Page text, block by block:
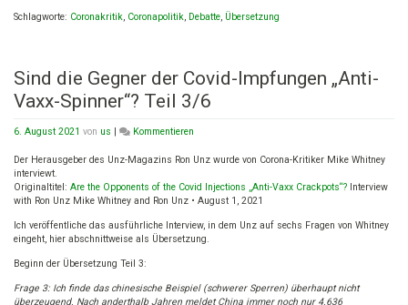
Schlagworte: Coronakritik, Coronapolitik, Debatte, Übersetzung
Sind die Gegner der Covid-Impfungen „Anti-
Vaxx-Spinner“? Teil 3/6
6. August 2021 von us Kommentieren
die
der
Covid-
„Anti-
Vaxx-
Der Herausgeber des Unz-Magazins Ron Unz wurde von Corona-Kritiker Mike Whitney
interviewt.
Originaltitel: Are the Opponents of the Covid Injections „Anti-Vaxx Crackpots“? Interview
with Ron Unz Mike Whitney and Ron Unz • August 1, 2021
Ich veröffentliche das ausführliche Interview, in dem Unz auf sechs Fragen von Whitney
eingeht, hier abschnittweise als Übersetzung.
Beginn der Übersetzung Teil 3:
Frage 3: Ich finde das chinesische Beispiel (schwerer Sperren) überhaupt nicht
überzeugend. Nach anderthalb Jahren meldet China immer noch nur 4.636